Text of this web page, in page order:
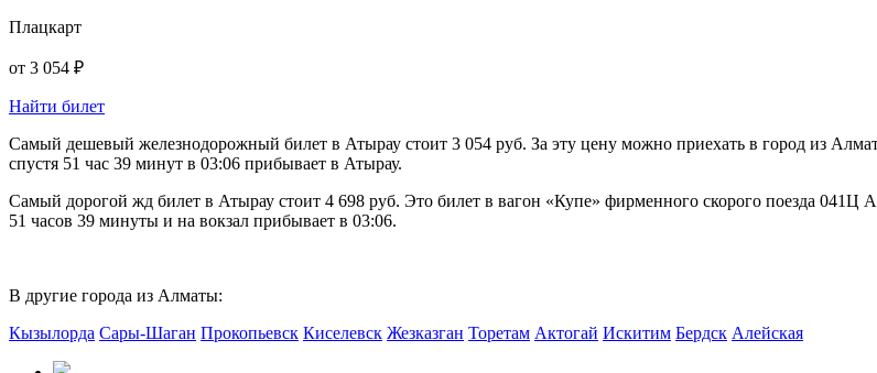
Плацкарт
от 3 054 ₽
Найти билет
Самый дешевый железнодорожный билет в Атырау стоит 3 054 руб. За эту цену можно приехать в город из
спустя 51 час 39 минут в 03:06 прибывает в Атырау.
Самый дорогой жд билет в Атырау стоит 4 698 руб. Это билет в вагон «Купе» фирменного скорого поезда
51 часов 39 минуты и на вокзал прибывает в 03:06.
В другие города из Алматы:
Кызылорда Сары-Шаган Прокопьевск Киселевск Жезказган Торетам Актогай Искитим Бердск Алейская